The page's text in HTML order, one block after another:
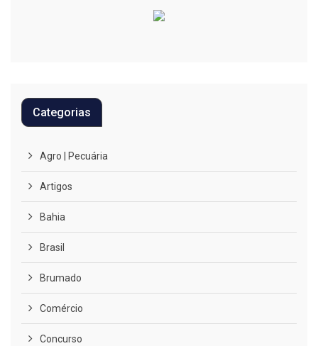
Categorias
Agro | Pecuária
Artigos
Bahia
Brasil
Brumado
Comércio
Concurso